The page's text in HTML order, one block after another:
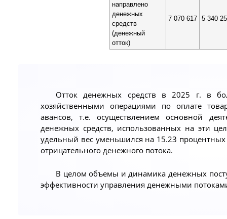
направлено
денежных
средств
(денежный
отток)
7 070 617 5 340
Отток денежных средств в 2025 г. в
хозяйственными операциями по оплате
авансов, т.е. осуществлением основной
денежных средств, использованных на эти
удельный вес уменьшился на 15.23
отрицательного денежного потока.
В целом объемы и динамика денежных
эффективности управления денежными